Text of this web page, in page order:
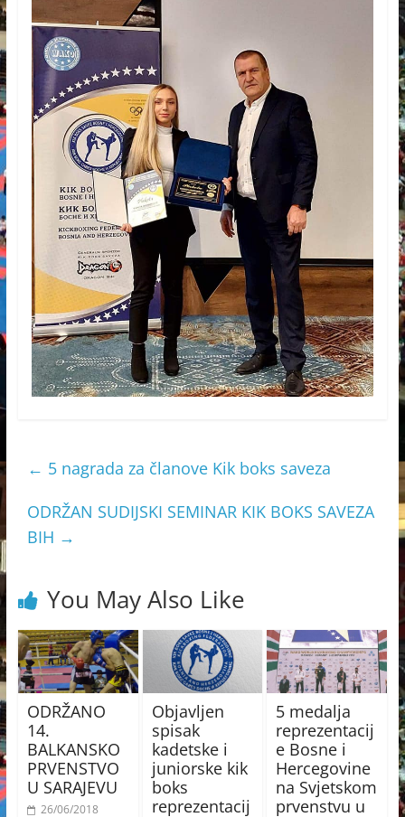
← 5 nagrada za članove Kik boks saveza
ODRŽAN SUDIJSKI SEMINAR KIK BOKS SAVEZA
BIH →
You May Also Like
ODRŽANO
14.
BALKANSKO
PRVENSTVO
U SARAJEVU
26/06/2018
Objavljen
spisak
kadetske i
juniorske kik
boks
reprezentacij
5 medalja
reprezentacij
e Bosne i
Hercegovine
na Svjetskom
prvenstvu u